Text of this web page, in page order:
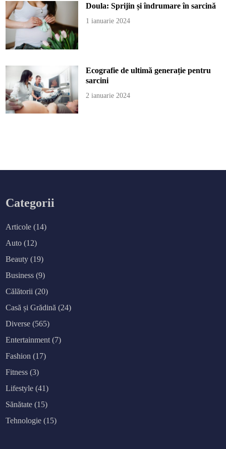
Doula: Sprijin și îndrumare în sarcină
1 ianuarie 2024
Ecografie de ultimă generație pentru
sarcini
2 ianuarie 2024
Categorii
Articole (14)
Auto (12)
Beauty (19)
Business (9)
Călătorii (20)
Casă și Grădină (24)
Diverse (565)
Entertainment (7)
Fashion (17)
Fitness (3)
Lifestyle (41)
Sănătate (15)
Tehnologie (15)